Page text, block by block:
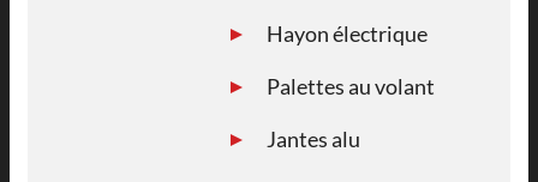
Hayon électrique
Palettes au volant
Jantes alu